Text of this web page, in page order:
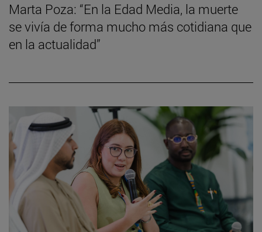
Marta Poza: “En la Edad Media, la muerte
se vivía de forma mucho más cotidiana que
en la actualidad”